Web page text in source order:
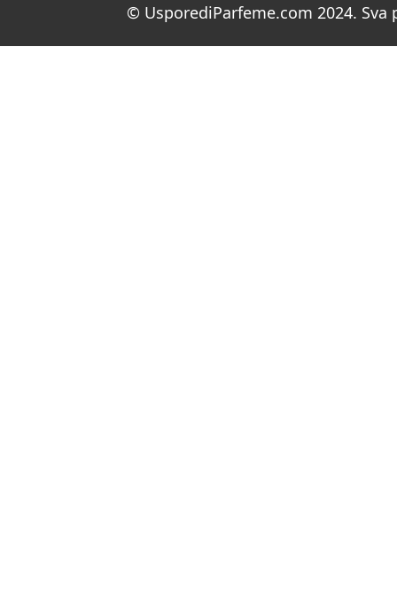
© UsporediParfeme.com 2024. Sva